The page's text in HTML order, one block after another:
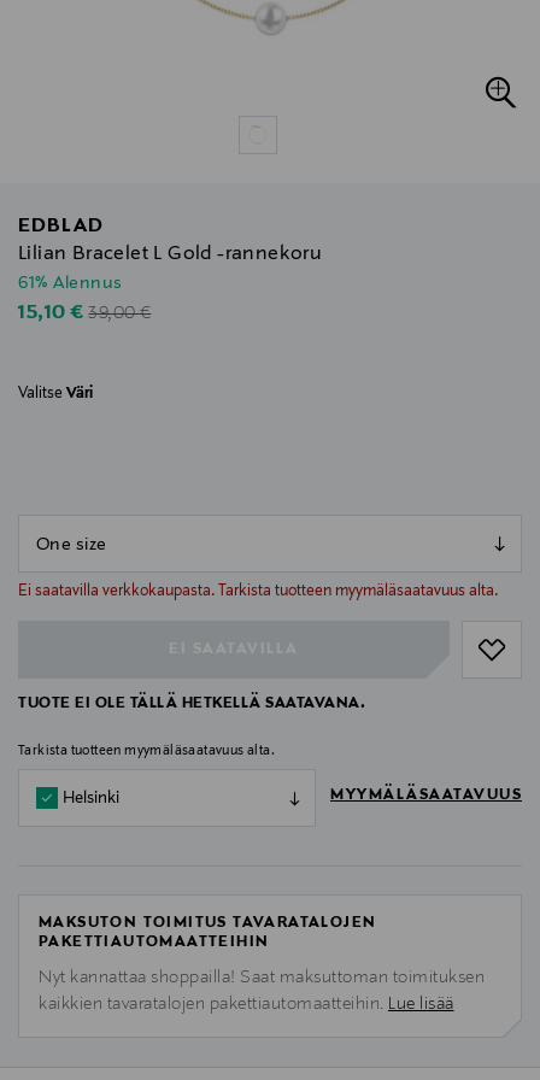
EDBLAD
Lilian Bracelet L Gold -rannekoru
61% Alennus
Discounted Price
15,10 €Original Price
39,00 €
Valitse Väri
Ei saatavilla verkkokaupasta. Tarkista tuotteen myymäläsaatavuus alta.
null
TUOTE EI OLE TÄLLÄ HETKELLÄ SAATAVANA.
Tarkista tuotteen myymäläsaatavuus alta.
Helsinki MYYMÄLÄSAATAVUUS
MAKSUTON TOIMITUS TAVARATALOJEN
PAKETTIAUTOMAATTEIHIN
Nyt kannattaa shoppailla! Saat maksuttoman toimituksen
kaikkien tavaratalojen pakettiautomaatteihin. Lue lisää